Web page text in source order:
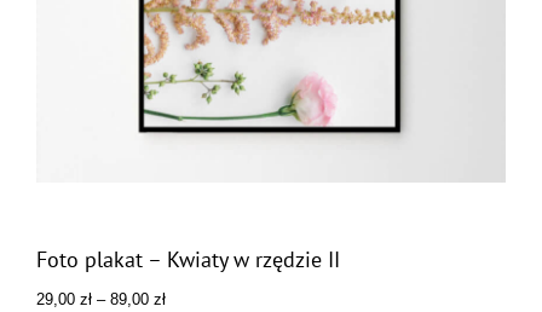
Foto plakat – Kwiaty w rzędzie II
29,00 zł – 89,00 złZakres